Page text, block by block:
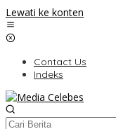
Lewati ke konten
Contact Us
Indeks